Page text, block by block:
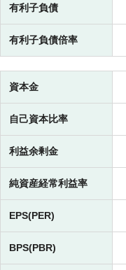
有利子負債
有利子負債倍率
資本金
自己資本比率
利益余剰金
純資産経常利益率
EPS(PER)
BPS(PBR)